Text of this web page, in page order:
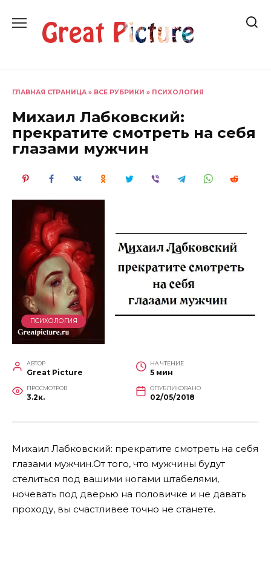
содержанию
ГЛАВНАЯ СТРАНИЦА » ВСЕ РУБРИКИ » ПСИХОЛОГИЯ
Михаил Лабковский:
прекратите смотреть на себя
глазами мужчин
ПСИХОЛОГИЯ
АВТОР
Great Picture
НА ЧТЕНИЕ
5 мин
ПРОСМОТРОВ
3.2к.
ОПУБЛИКОВАНО
02/05/2018
Михаил Лабковский: прекратите смотреть на себя
глазами мужчин.От того, что мужчины будут
стелиться под вашими ногами штабелями,
ночевать под дверью на половичке и не давать
проходу, вы счастливее точно не станете.